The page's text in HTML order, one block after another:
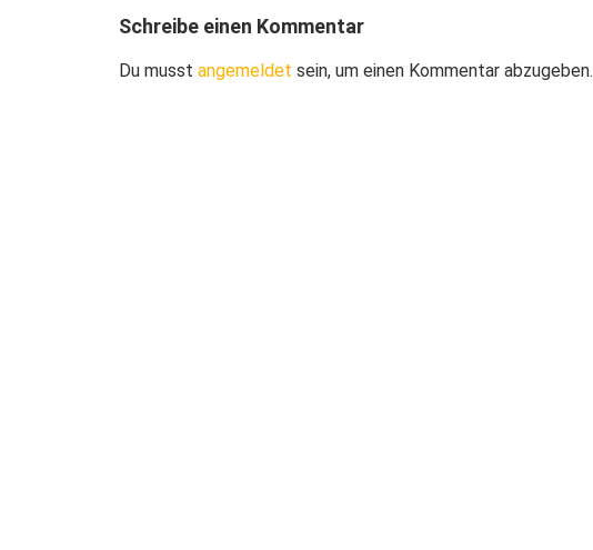
Schreibe einen Kommentar
Du musst angemeldet sein, um einen Kommentar abzugeben.